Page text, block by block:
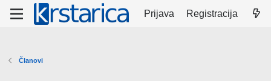
Prijava Registracija
Članovi